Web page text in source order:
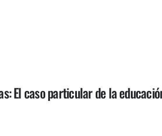
El caso particular de la